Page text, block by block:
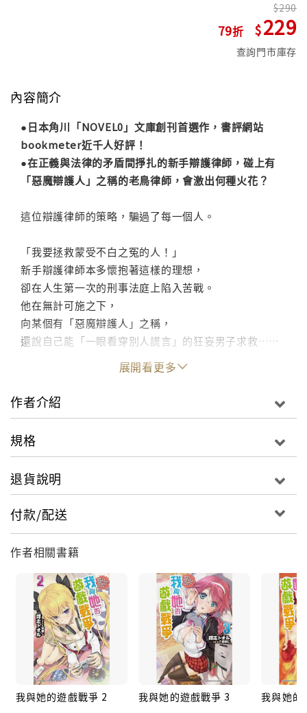
79
290
229
查詢門市庫存
內容簡介
●日本角川「NOVEL0」文庫創刊首選作，書評網站
bookmeter近千人好評！
●在正義與法律的矛盾間掙扎的新手辯護律師，碰上有
「惡魔辯護人」之稱的老鳥律師，會激出何種火花？
這位辯護律師的策略，騙過了每一個人。
「我要拯救蒙受不白之冤的人！」
新手辯護律師本多懷抱著這樣的理想，
卻在人生第一次的刑事法庭上陷入苦戰。
他在無計可施之下，
向某個有「惡魔辯護人」之稱，
還說自己能「一眼看穿別人謊言」的狂妄男子求救……
充滿計策與謀略的終極法庭審判大戲，堂堂登場！
展開看更多
作者介紹
規格
退貨說明
付款/配送
作者相關書籍
我與她的遊戲戰爭 2 我與她的遊戲戰爭 3 我與她的